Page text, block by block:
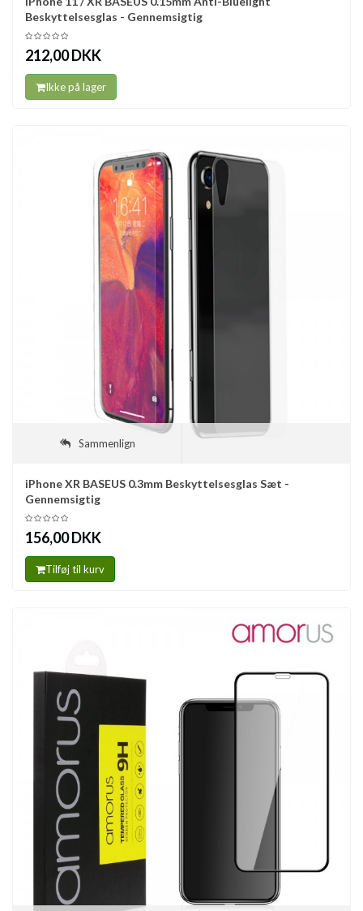
Beskyttelsesglas - Gennemsigtig
212,00 DKK
Ikke på lager
Sammenlign
iPhone XR BASEUS 0.3mm Beskyttelsesglas Sæt -
Gennemsigtig
156,00 DKK
Tilføj til kurv